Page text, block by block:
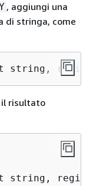
, aggiungi una
di stringa, come
string,
il risultato
string,